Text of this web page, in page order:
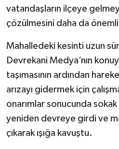
vatandaşların ilçeye
çözülmesini daha da önemli
Mahalledeki kesinti uzun
Devrekani Medya’nın
taşımasının ardından
arızayı gidermek için
onarımlar sonucunda sokak
yeniden devreye girdi ve
çıkarak ışığa kavuştu.
Tosya Haberleri
Karadeniz Haberleri
Ulusal Haberler
Teknoloji Haberleri
Siyaset Haberleri